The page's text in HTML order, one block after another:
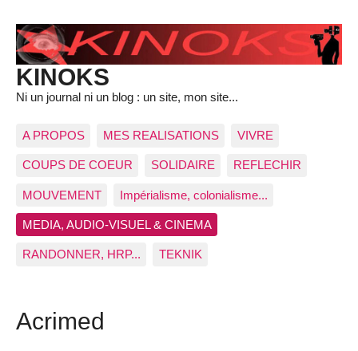
KINOKS
Ni un journal ni un blog : un site, mon site...
A PROPOS MES REALISATIONS VIVRE
COUPS DE COEUR SOLIDAIRE REFLECHIR
MOUVEMENT Impérialisme, colonialisme...
MEDIA, AUDIO-VISUEL & CINEMA
RANDONNER, HRP... TEKNIK
Acrimed